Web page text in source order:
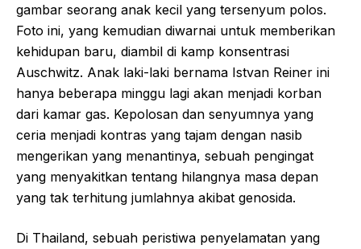
gambar seorang anak kecil yang tersenyum polos.
Foto ini, yang kemudian diwarnai untuk memberikan
kehidupan baru, diambil di kamp konsentrasi
Auschwitz. Anak laki-laki bernama Istvan Reiner ini
hanya beberapa minggu lagi akan menjadi korban
dari kamar gas. Kepolosan dan senyumnya yang
ceria menjadi kontras yang tajam dengan nasib
mengerikan yang menantinya, sebuah pengingat
yang menyakitkan tentang hilangnya masa depan
yang tak terhitung jumlahnya akibat genosida.
Di Thailand, sebuah peristiwa penyelamatan yang